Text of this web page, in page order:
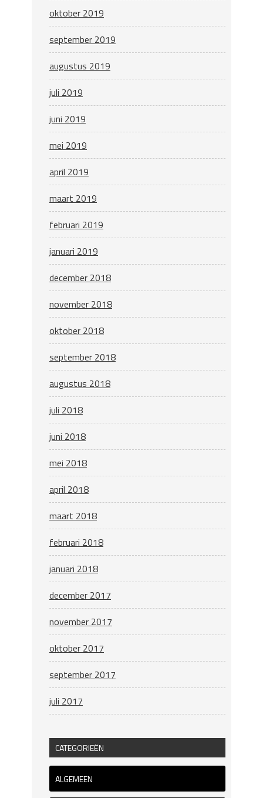
oktober 2019
september 2019
augustus 2019
juli 2019
juni 2019
mei 2019
april 2019
maart 2019
februari 2019
januari 2019
december 2018
november 2018
oktober 2018
september 2018
augustus 2018
juli 2018
juni 2018
mei 2018
april 2018
maart 2018
februari 2018
januari 2018
december 2017
november 2017
oktober 2017
september 2017
juli 2017
CATEGORIEËN
ALGEMEEN